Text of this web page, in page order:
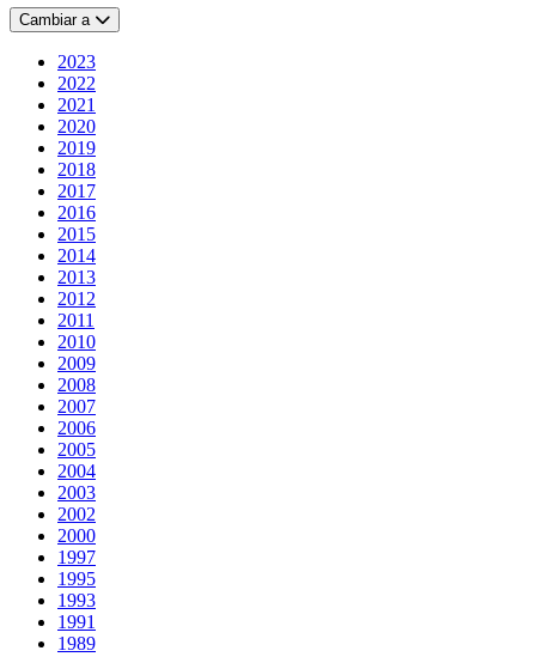
Cambiar a
2023
2022
2021
2020
2019
2018
2017
2016
2015
2014
2013
2012
2011
2010
2009
2008
2007
2006
2005
2004
2003
2002
2000
1997
1995
1993
1991
1989